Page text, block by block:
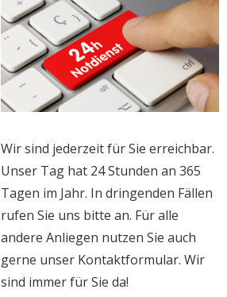
Wir sind jederzeit für Sie erreichbar.
Unser Tag hat 24 Stunden an 365
Tagen im Jahr. In dringenden Fällen
rufen Sie uns bitte an. Für alle
andere Anliegen nutzen Sie auch
gerne unser Kontaktformular. Wir
sind immer für Sie da!